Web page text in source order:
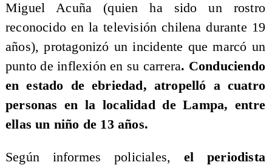
Miguel Acuña (quien ha sido un rostro
reconocido en la televisión chilena durante 19
años), protagonizó un incidente que marcó un
punto de inflexión en su carrera. Conduciendo
en estado de ebriedad, atropelló a cuatro
personas en la localidad de Lampa, entre
ellas un niño de 13 años.
Según informes policiales, el periodista